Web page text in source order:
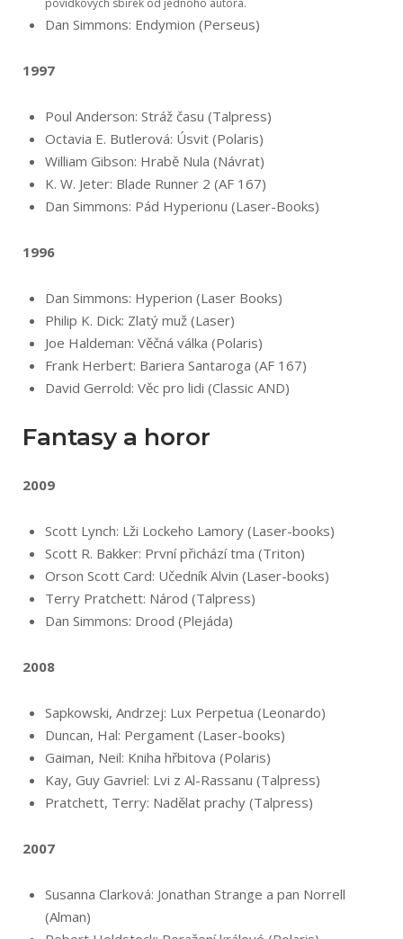
povídkových sbírek od jednoho autora.
Dan Simmons: Endymion (Perseus)
1997
Poul Anderson: Stráž času (Talpress)
Octavia E. Butlerová: Úsvit (Polaris)
William Gibson: Hrabě Nula (Návrat)
K. W. Jeter: Blade Runner 2 (AF 167)
Dan Simmons: Pád Hyperionu (Laser-Books)
1996
Dan Simmons: Hyperion (Laser Books)
Philip K. Dick: Zlatý muž (Laser)
Joe Haldeman: Věčná válka (Polaris)
Frank Herbert: Bariera Santaroga (AF 167)
David Gerrold: Věc pro lidi (Classic AND)
Fantasy a horor
2009
Scott Lynch: Lži Lockeho Lamory (Laser-books)
Scott R. Bakker: První přichází tma (Triton)
Orson Scott Card: Učedník Alvin (Laser-books)
Terry Pratchett: Národ (Talpress)
Dan Simmons: Drood (Plejáda)
2008
Sapkowski, Andrzej: Lux Perpetua (Leonardo)
Duncan, Hal: Pergament (Laser-books)
Gaiman, Neil: Kniha hřbitova (Polaris)
Kay, Guy Gavriel: Lvi z Al-Rassanu (Talpress)
Pratchett, Terry: Nadělat prachy (Talpress)
2007
Susanna Clarková: Jonathan Strange a pan Norrell
(Alman)